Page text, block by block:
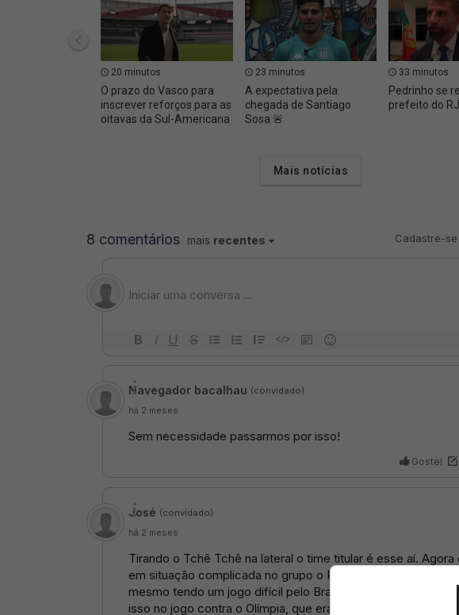
20 minutos
O prazo do Vasco para
inscrever reforços para as
oitavas da Sul-Americana
23 minutos
A expectativa pela
chegada de Santiago
Sosa 🚨
33 minutos
Pedrinho se
prefeito do RJ
Mais notícias